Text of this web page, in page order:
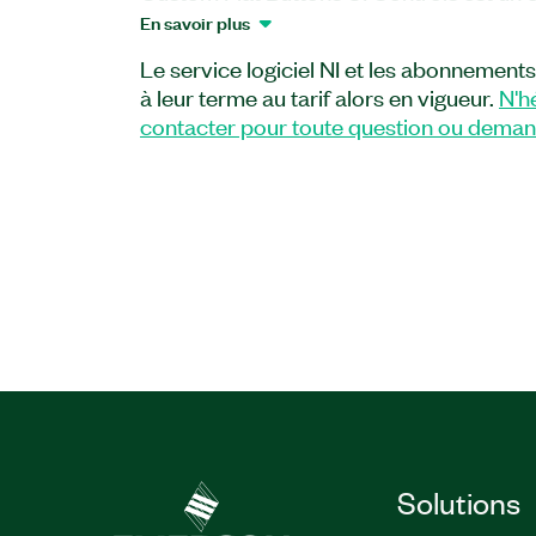
LabVIEW. Ce complément logiciel
votre face-avant LabVIEW. Ce
quatre styles pour chaque type de
En savoir plus
Le service logiciel NI et les
à leur terme au tarif alors en vigueur.
contacter pour toute question ou
Solutions